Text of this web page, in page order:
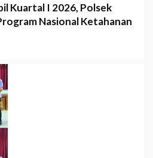
Kuartal I 2026, Polsek
Nasional Ketahanan